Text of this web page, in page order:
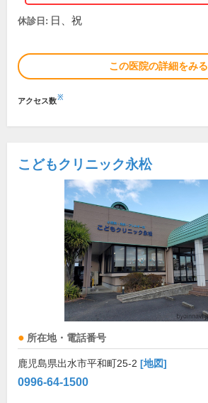
休診日: 日、祝
この医院の詳細をみる
アクセス数※
こどもクリニック永松
所在地・電話番号
鹿児島県出水市平和町25-2 [地図]
0996-64-1500